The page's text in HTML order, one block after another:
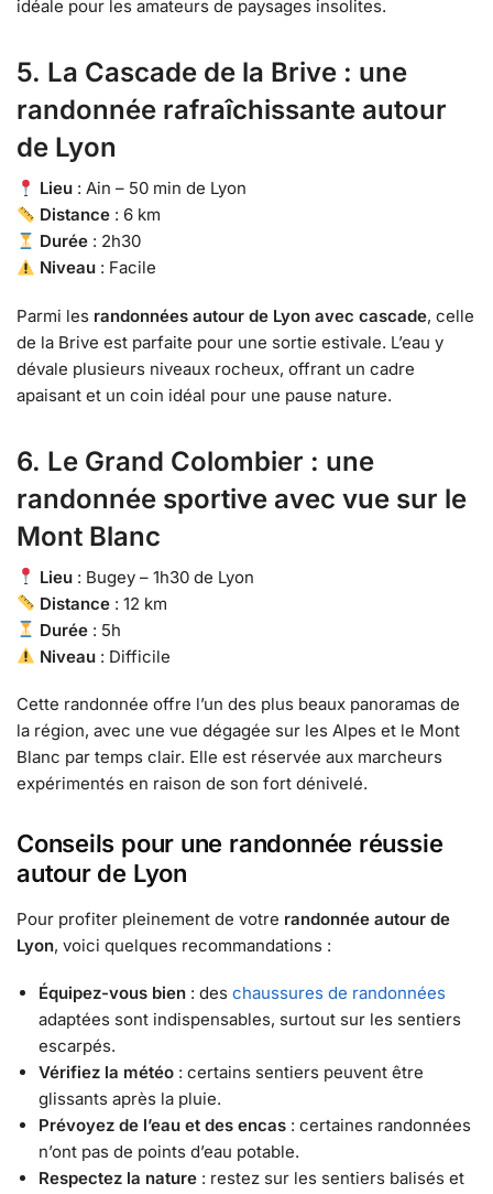
idéale pour les amateurs de paysages insolites.
5. La Cascade de la Brive : une
randonnée rafraîchissante autour
de Lyon
Lieu : Ain – 50 min de Lyon
Distance : 6 km
Durée : 2h30
Niveau : Facile
Parmi les randonnées autour de Lyon avec cascade, celle
de la Brive est parfaite pour une sortie estivale. L’eau y
dévale plusieurs niveaux rocheux, offrant un cadre
apaisant et un coin idéal pour une pause nature.
6. Le Grand Colombier : une
randonnée sportive avec vue sur le
Mont Blanc
Lieu : Bugey – 1h30 de Lyon
Distance : 12 km
Durée : 5h
Niveau : Difficile
Cette randonnée offre l’un des plus beaux panoramas de
la région, avec une vue dégagée sur les Alpes et le Mont
Blanc par temps clair. Elle est réservée aux marcheurs
expérimentés en raison de son fort dénivelé.
Conseils pour une randonnée réussie
autour de Lyon
Pour profiter pleinement de votre randonnée autour de
Lyon, voici quelques recommandations :
Équipez-vous bien : des chaussures de randonnées
adaptées sont indispensables, surtout sur les sentiers
escarpés.
Vérifiez la météo : certains sentiers peuvent être
glissants après la pluie.
Prévoyez de l’eau et des encas : certaines randonnées
n’ont pas de points d’eau potable.
Respectez la nature : restez sur les sentiers balisés et